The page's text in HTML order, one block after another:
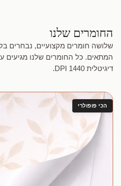
החומרים שלנו
שלושה חומרים מקצועיים, נבחרים
המתאים. כל החומרים שלנו מגיעים
דיגיטלית 1440 DPI.
הכי פופולרי